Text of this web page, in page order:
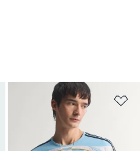
Lägg till på önskelistan